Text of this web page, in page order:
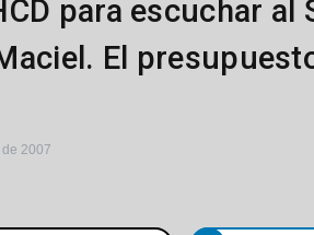
para escuchar al
El
2007